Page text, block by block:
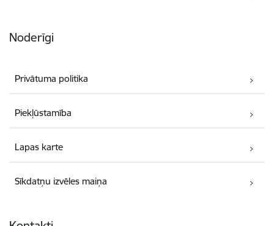
Noderīgi
Privātuma politika
Piekļūstamība
Lapas karte
Sīkdatņu izvēles maiņa